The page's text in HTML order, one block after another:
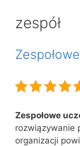
zespół
Zespołowe
rozwiązywanie
organizacji